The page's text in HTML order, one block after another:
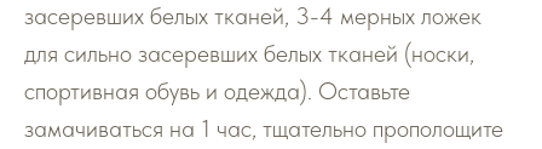
засеревших белых тканей, 3-4 мерных ложек
для сильно засеревших белых тканей (носки,
спортивная обувь и одежда). Оставьте
замачиваться на 1 час, тщательно прополощите